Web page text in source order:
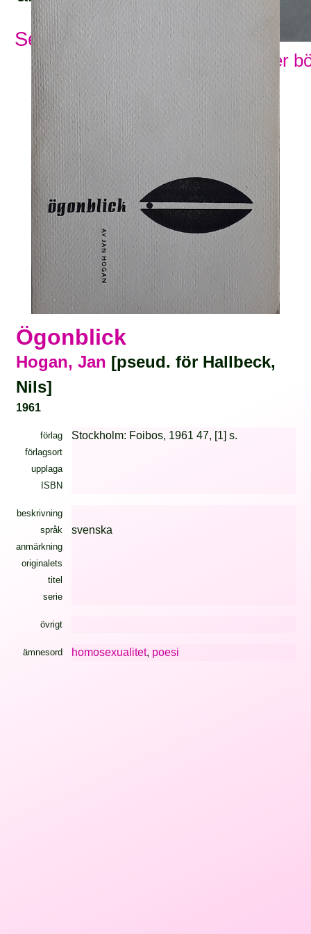
Se alla ämnesord
Visa fler
Ögonblick
Hogan, Jan [pseud. för Hallbeck,
Nils]
1961
förlag Stockholm: Foibos, 1961 47, [1] s.
förlagsort
upplaga
ISBN
beskrivning
språk
svenska
anmärkning
originalets
titel
serie
övrigt
ämnesord homosexualitet, poesi